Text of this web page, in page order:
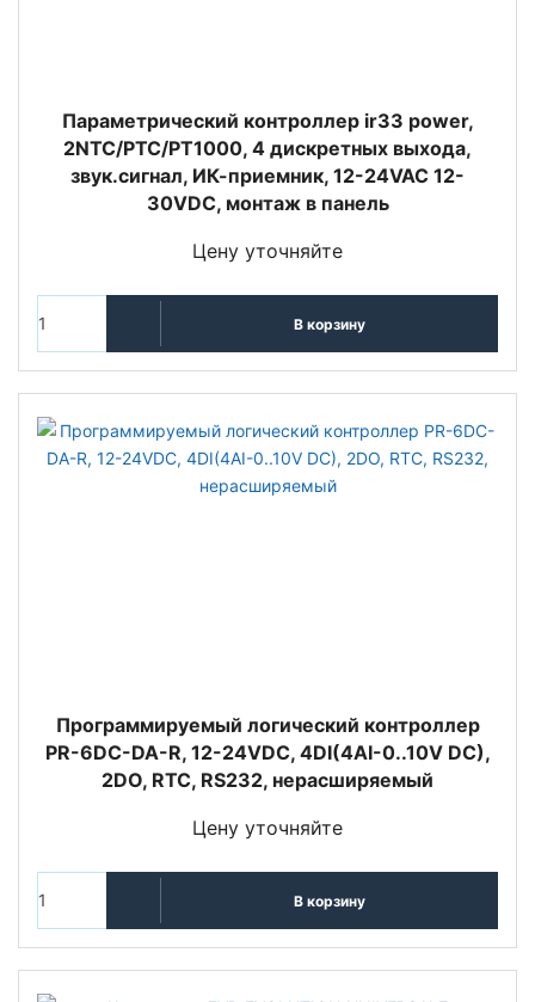
Параметрический контроллер ir33 power,
2NTC/PTC/PT1000, 4 дискретных выхода,
звук.сигнал, ИК-приемник, 12-24VAC 12-
30VDC, монтаж в панель
Цену уточняйте
В корзину
Программируемый логический контроллер
PR-6DC-DA-R, 12-24VDC, 4DI(4AI-0..10V DC),
2DO, RTC, RS232, нерасширяемый
Цену уточняйте
В корзину